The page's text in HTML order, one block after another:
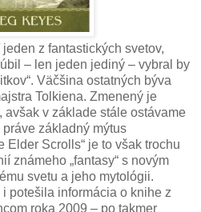
z fantastických svetov,
– len jeden jediný – vybral by
Väčšina ostatných býva
Tolkiena. Zmenený je
v základe stále ostávame
základný mýtus
Elder Scrolls“ je to však trochu
známeho „fantasy“ s novým
svetu a jeho mytológii.
potešila informácia o knihe z
roka 2009 – po takmer